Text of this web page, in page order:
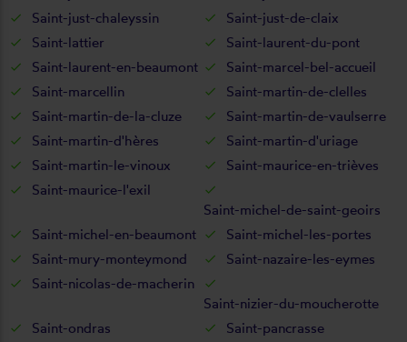
Saint-just-chaleyssin
Saint-just-de-claix
Saint-lattier
Saint-laurent-du-pont
Saint-laurent-en-beaumont
Saint-marcel-bel-accueil
Saint-marcellin
Saint-martin-de-clelles
Saint-martin-de-la-cluze
Saint-martin-de-vaulserre
Saint-martin-d'hères
Saint-martin-d'uriage
Saint-martin-le-vinoux
Saint-maurice-en-trièves
Saint-maurice-l'exil
Saint-michel-de-saint-geoirs
Saint-michel-en-beaumont
Saint-michel-les-portes
Saint-mury-monteymond
Saint-nazaire-les-eymes
Saint-nicolas-de-macherin
Saint-nizier-du-moucherotte
Saint-ondras
Saint-pancrasse